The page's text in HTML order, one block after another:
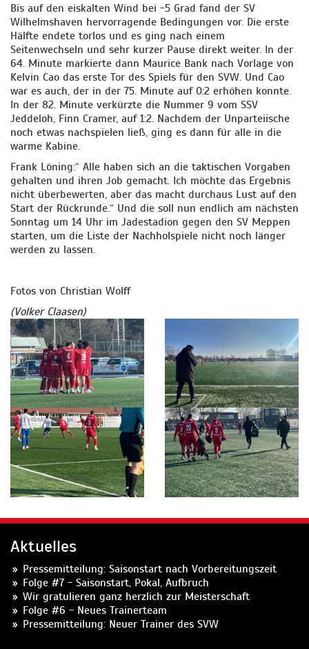
Bis auf den eiskalten Wind bei -5 Grad fand der SV
Wilhelmshaven hervorragende Bedingungen vor. Die erste
Hälfte endete torlos und es ging nach einem
Seitenwechseln und sehr kurzer Pause direkt weiter. In der
64. Minute markierte dann Maurice Bank nach Vorlage von
Kelvin Cao das erste Tor des Spiels für den SVW. Und Cao
war es auch, der in der 75. Minute auf 0:2 erhöhen konnte.
In der 82. Minute verkürzte die Nummer 9 vom SSV
Jeddeloh, Finn Cramer, auf 1:2. Nachdem der Unparteiische
noch etwas nachspielen ließ, ging es dann für alle in die
warme Kabine.
Frank Löning:“ Alle haben sich an die taktischen Vorgaben
gehalten und ihren Job gemacht. Ich möchte das Ergebnis
nicht überbewerten, aber das macht durchaus Lust auf den
Start der Rückrunde.“ Und die soll nun endlich am nächsten
Sonntag um 14 Uhr im Jadestadion gegen den SV Meppen
starten, um die Liste der Nachholspiele nicht noch länger
werden zu lassen.
Fotos von Christian Wolff
(Volker Claasen)
Aktuelles
Pressemitteilung: Saisonstart nach Vorbereitungszeit
Folge #7 - Saisonstart, Pokal, Aufbruch
Wir gratulieren ganz herzlich zur Meisterschaft
Folge #6 - Neues Trainerteam
Pressemitteilung: Neuer Trainer des SVW